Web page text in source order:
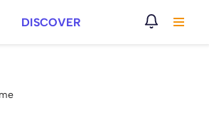
DISCOVER